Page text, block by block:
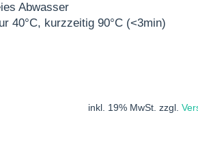
Abwasser
40°C, kurzzeitig 90°C (<3min)
inkl. 19% MwSt. zzgl.